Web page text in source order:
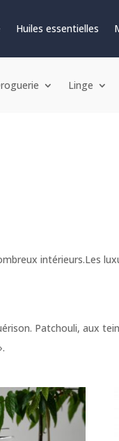
Huiles essentielles
Linge
intérieurs.Les
Patchouli, aux